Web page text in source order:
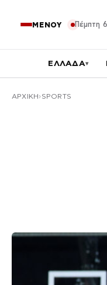
ΜΕΝΟΥ Πέμπτη
ΕΛΛΑΔΑ▾
ΑΡΧΙΚΉ SPORTS